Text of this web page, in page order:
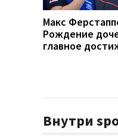
Макс
Рождение
главное
Внутри